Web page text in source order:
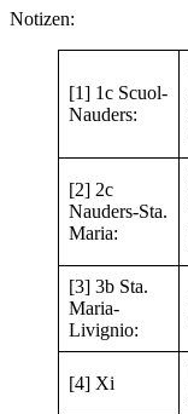
Notizen:
[1] 1c Scuol-
Nauders:
[2] 2c
Nauders-Sta.
Maria:
[3] 3b Sta.
Maria-
Livignio:
[4] Xi